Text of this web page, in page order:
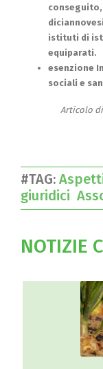
istituti di
equiparati.
esenzione
sociali e
Articolo
#TAG:
giuridici
NOTIZIE